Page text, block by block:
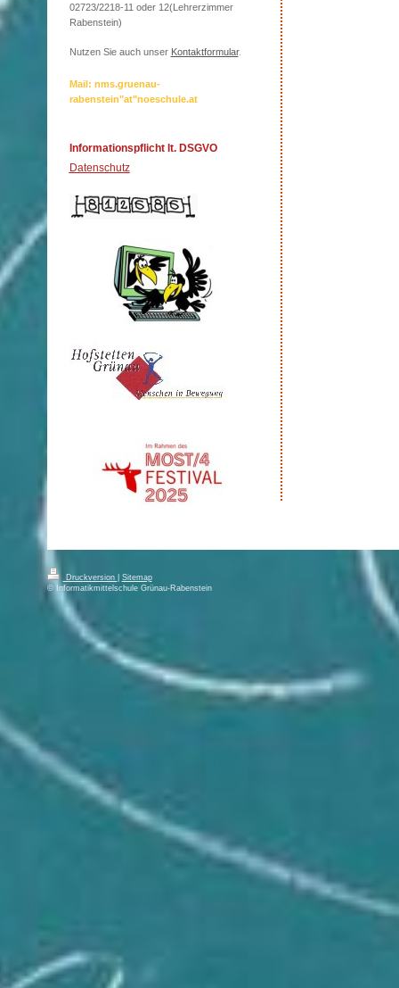
02723/2218-11 oder 12(Lehrerzimmer
Rabenstein)
Nutzen Sie auch unser Kontaktformular.
Mail: nms.gruenau-
rabenstein"at"noeschule.at
Informationspflicht lt. DSGVO
Datenschutz
Druckversion
Sitemap
© Informatikmittelschule Grünau-Rabenstein